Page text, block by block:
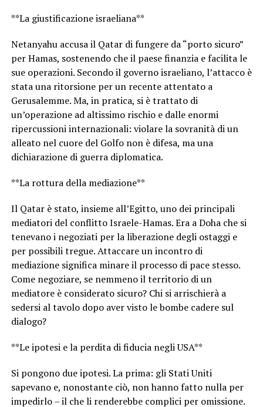
**La giustificazione israeliana**
Netanyahu accusa il Qatar di fungere da “porto sicuro”
per Hamas, sostenendo che il paese finanzia e facilita le
sue operazioni. Secondo il governo israeliano, l’attacco è
stata una ritorsione per un recente attentato a
Gerusalemme. Ma, in pratica, si è trattato di
un’operazione ad altissimo rischio e dalle enormi
ripercussioni internazionali: violare la sovranità di un
alleato nel cuore del Golfo non è difesa, ma una
dichiarazione di guerra diplomatica.
**La rottura della mediazione**
Il Qatar è stato, insieme all’Egitto, uno dei principali
mediatori del conflitto Israele-Hamas. Era a Doha che si
tenevano i negoziati per la liberazione degli ostaggi e
per possibili tregue. Attaccare un incontro di
mediazione significa minare il processo di pace stesso.
Come negoziare, se nemmeno il territorio di un
mediatore è considerato sicuro? Chi si arrischierà a
sedersi al tavolo dopo aver visto le bombe cadere sul
dialogo?
**Le ipotesi e la perdita di fiducia negli USA**
Si pongono due ipotesi. La prima: gli Stati Uniti
sapevano e, nonostante ciò, non hanno fatto nulla per
impedirlo – il che li renderebbe complici per omissione.